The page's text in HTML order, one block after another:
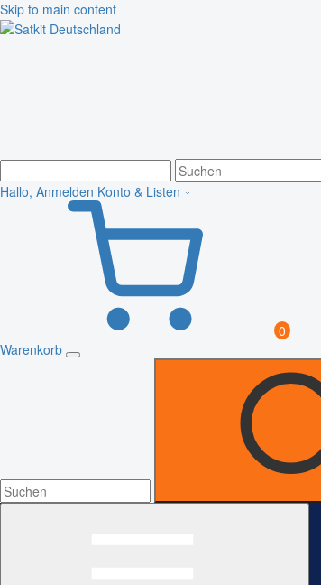
Skip to main content
Hallo, Anmelden Konto & Listen
0
Warenkorb